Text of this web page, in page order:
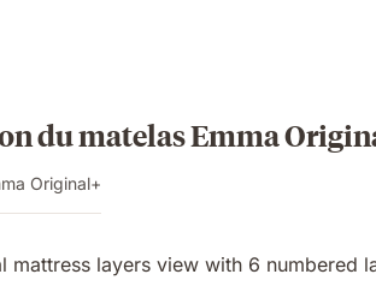
du matelas Emma
Original+